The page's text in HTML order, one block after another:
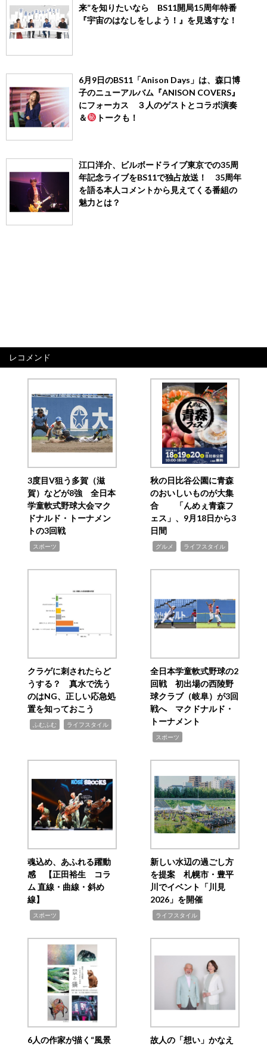
来”を知りたいなら BS11開局15周年特番
『宇宙のはなしをしよう！』を見逃すな！
6月9日のBS11「Anison Days」は、森口博
子のニューアルバム『ANISON COVERS』
にフォーカス ３人のゲストとコラボ演奏
＆
トークも！
江口洋介、ビルボードライブ東京での35周
年記念ライブをBS11で独占放送！ 35周年
を語る本人コメントから見えてくる番組の
魅力とは？
レコメンド
3度目V狙う多賀（滋
賀）などが8強 全日本
学童軟式野球大会マク
ドナルド・トーナメン
トの3回戦
スポーツ
秋の日比谷公園に青森
のおいしいものが大集
合 「んめぇ青森フ
ェス」、9月18日から3
日間
グルメ ライフスタイル
クラゲに刺されたらど
うする？ 真水で洗う
のはNG、正しい応急処
置を知っておこう
ふむふむ ライフスタイル
全日本学童軟式野球の2
回戦 初出場の西陵野
球クラブ（岐阜）が3回
戦へ マクドナルド・
トーナメント
スポーツ
魂込め、あふれる躍動
感 【正田裕生 コラ
ム 直線・曲線・斜め
線】
スポーツ
新しい水辺の過ごし方
を提案 札幌市・豊平
川でイベント「川見
2026」を開催
ライフスタイル
6人の作家が描く“風景
故人の「想い」かなえ